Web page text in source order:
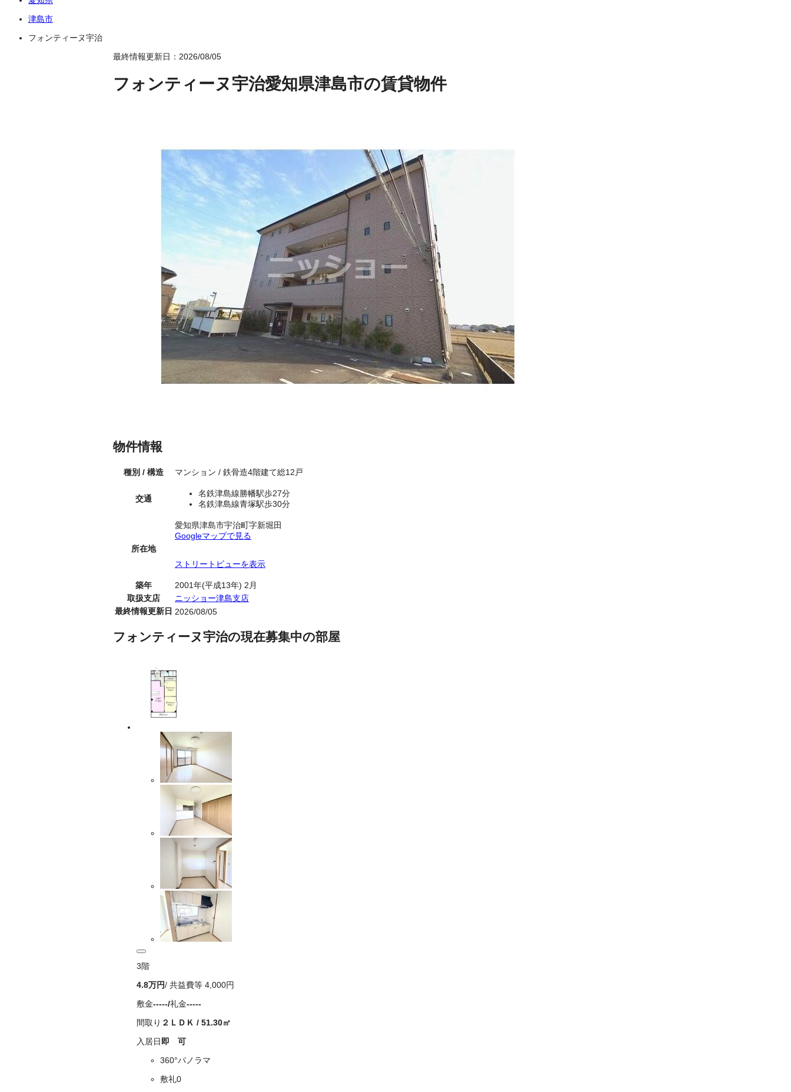
津島市
フォンティーヌ宇治
最終情報更新日：2026/08/05
フォンティーヌ宇治愛知県津島市の賃貸物件
物件情報
種別 / 構造 マンション / 鉄骨造4階建て総12戸
交通
名鉄津島線勝幡駅歩27分
名鉄津島線青塚駅歩30分
所在地
愛知県津島市宇治町字新堀田
Googleマップで見る
ストリートビューを表示
築年
2001年(平成13年) 2月
取扱支店
ニッショー津島支店
最終情報更新日 2026/08/05
フォンティーヌ宇治の現在募集中の部屋
3階
4.8万円/ 共益費等 4,000円
敷金-----/礼金-----
間取り ２ＬＤＫ / 51.30㎡
入居日 即 可
360°パノラマ
敷礼0